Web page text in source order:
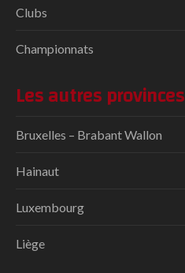
Clubs
Championnats
Les autres provinces
Bruxelles – Brabant Wallon
Hainaut
Luxembourg
Liège